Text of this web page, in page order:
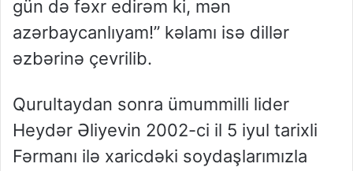
gün də fəxr edirəm ki, mən
azərbaycanlıyam!” kəlamı isə dillər
əzbərinə çevrilib.
Qurultaydan sonra ümummilli lider
Heydər Əliyevin 2002-ci il 5 iyul tarixli
Fərmanı ilə xaricdəki soydaşlarımızla